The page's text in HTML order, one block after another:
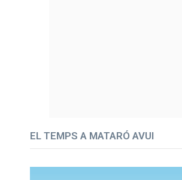
EL TEMPS A MATARÓ AVUI